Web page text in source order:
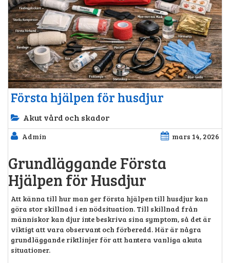
Första hjälpen för husdjur
Akut vård och skador
Admin mars 14, 2026
Grundläggande Första
Hjälpen för Husdjur
Att känna till hur man ger första hjälpen till husdjur kan
göra stor skillnad i en nödsituation. Till skillnad från
människor kan djur inte beskriva sina symptom, så det är
viktigt att vara observant och förberedd. Här är några
grundläggande riktlinjer för att hantera vanliga akuta
situationer.